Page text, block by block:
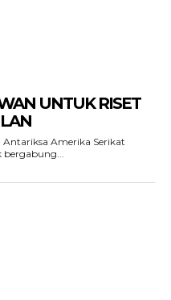
UNTUK RISET
Antariksa Amerika Serikat
bergabung...